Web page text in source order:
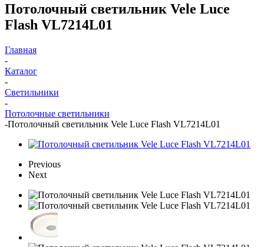
Потолочный светильник Vele Luce
Flash VL7214L01
Главная
-
Каталог
-
Светильники
-
Потолочные светильники
-Потолочный светильник Vele Luce Flash VL7214L01
Previous
Next